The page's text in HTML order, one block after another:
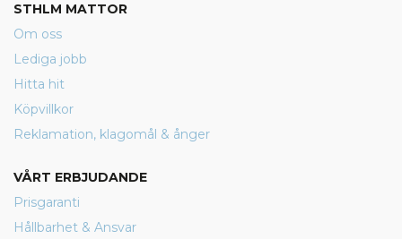
STHLM MATTOR
Om oss
Lediga jobb
Hitta hit
Köpvillkor
Reklamation, klagomål & ånger
VÅRT ERBJUDANDE
Prisgaranti
Hållbarhet & Ansvar